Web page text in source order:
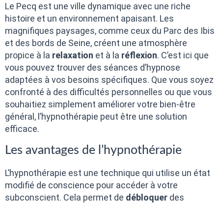
Le Pecq est une ville dynamique avec une riche
histoire et un environnement apaisant. Les
magnifiques paysages, comme ceux du Parc des Ibis
et des bords de Seine, créent une atmosphère
propice à la relaxation et à la réflexion. C’est ici que
vous pouvez trouver des séances d’hypnose
adaptées à vos besoins spécifiques. Que vous soyez
confronté à des difficultés personnelles ou que vous
souhaitiez simplement améliorer votre bien-être
général, l’hypnothérapie peut être une solution
efficace.
Les avantages de l’hypnothérapie
L’hypnothérapie est une technique qui utilise un état
modifié de conscience pour accéder à votre
subconscient. Cela permet de débloquer des